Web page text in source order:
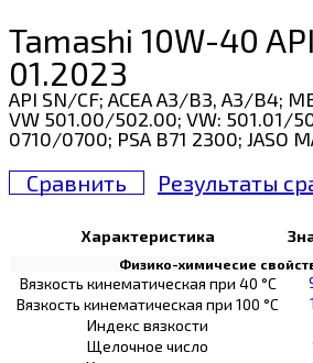
Tamashi 10W-40
01.2023
API SN/CF; ACEA A3/B3, A3/B4;
VW 501.00/502.00; VW: 501.01/
0710/0700; PSA B71 2300; JASO
Сравнить Результаты
Характеристика
Физико-химичесие
Вязкость кинематическая при 40 °С
Вязкость кинематическая при 100 °С
Индекс вязкости
Щелочное число